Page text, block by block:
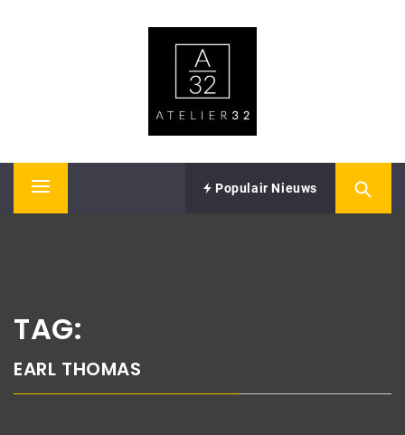
Primary
Populair Nieuws
TAG:
EARL THOMAS